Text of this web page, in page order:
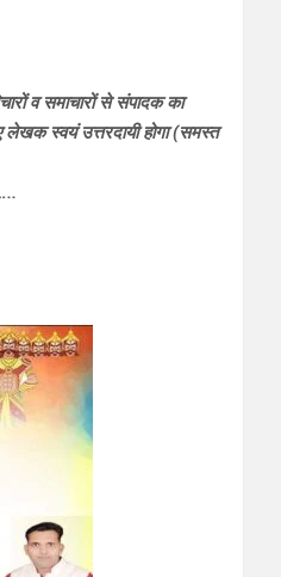
व समाचारों से संपादक का
लेखक स्वयं उत्तरदायी होगा (समस्त